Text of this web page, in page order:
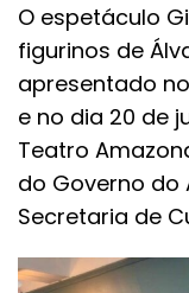
O espetáculo
figurinos de
apresentado
e no dia 20 de
Teatro
do Governo do
Secretaria de